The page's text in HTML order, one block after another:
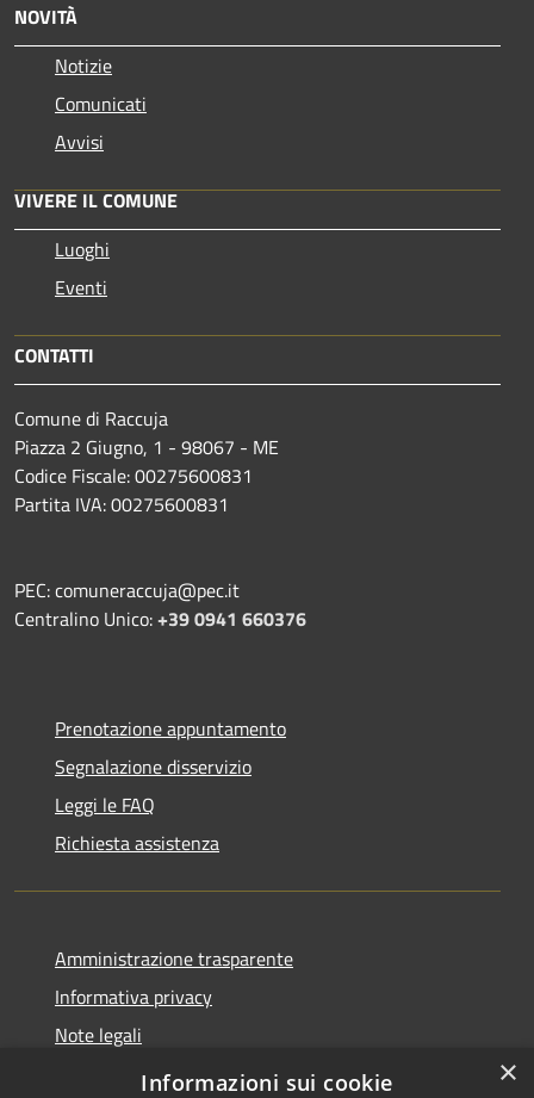
NOVITÀ
Notizie
Comunicati
Avvisi
VIVERE IL COMUNE
Luoghi
Eventi
CONTATTI
Comune di Raccuja
Piazza 2 Giugno, 1 - 98067 - ME
Codice Fiscale: 00275600831
Partita IVA: 00275600831
PEC: comuneraccuja@pec.it
Centralino Unico:+39 0941 660376
Prenotazione appuntamento
Segnalazione disservizio
Leggi le FAQ
Richiesta assistenza
Amministrazione trasparente
Informativa privacy
Note legali
Dichiarazione di accessibilità
×
Informazioni sui cookie